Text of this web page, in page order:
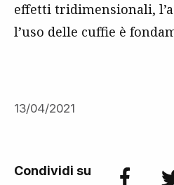
effetti tridimensionali,
l’uso delle cuffie è
13/04/2021
Condividi su